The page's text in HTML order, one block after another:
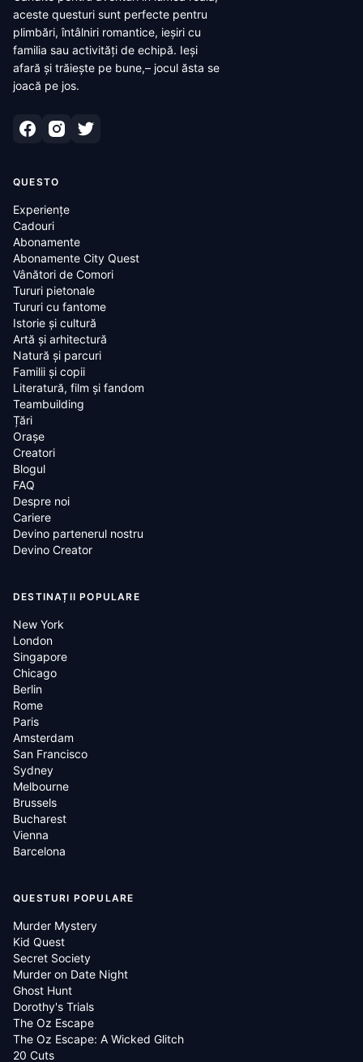
aceste questuri sunt perfecte pentru
plimbări, întâlniri romantice, ieșiri cu
familia sau activități de echipă. Ieși
afară și trăiește pe bune,– jocul ăsta se
joacă pe jos.
QUESTO
Experiențe
Cadouri
Abonamente
Abonamente City Quest
Vânători de Comori
Tururi pietonale
Tururi cu fantome
Istorie și cultură
Artă și arhitectură
Natură și parcuri
Familii și copii
Literatură, film și fandom
Teambuilding
Țări
Oraşe
Creatori
Blogul
FAQ
Despre noi
Cariere
Devino partenerul nostru
Devino Creator
DESTINAȚII POPULARE
New York
London
Singapore
Chicago
Berlin
Rome
Paris
Amsterdam
San Francisco
Sydney
Melbourne
Brussels
Bucharest
Vienna
Barcelona
QUESTURI POPULARE
Murder Mystery
Kid Quest
Secret Society
Murder on Date Night
Ghost Hunt
Dorothy's Trials
The Oz Escape
The Oz Escape: A Wicked Glitch
20 Cuts